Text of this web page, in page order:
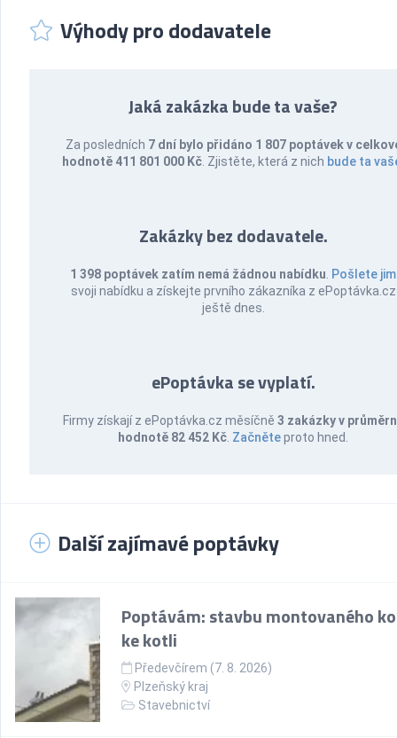
Výhody pro dodavatele
Jaká zakázka bude ta vaše?
Za posledních 7 dní bylo přidáno 1 807 poptávek v
hodnotě 411 801 000 Kč . Zjistěte, která z nich bude ta
Zakázky bez dodavatele.
1 398 poptávek zatím nemá žádnou nabídku Pošlete jim
svoji nabídku a získejte prvního zákazníka z ePoptávka.cz
ještě dnes.
ePoptávka se vyplatí.
Firmy získají z ePoptávka.cz měsíčně 3 zakázky v
hodnotě 82 452 Kč Začněteproto hned.
Další zajímavé poptávky
Poptávám: stavbu montovaného
ke kotli
Předevčírem (7. 8. 2026)
Plzeňský kraj
Stavebnictví